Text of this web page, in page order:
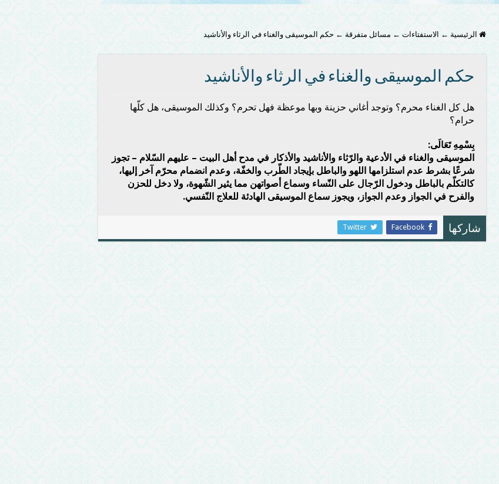
الرئيسية ← الاستفتاءات ← مسائل متفرقة ← حكم الموسيقى والغناء في الرثاء والأناشيد
حكم الموسيقى والغناء في الرثاء والأناشيد
هل كل الغناء محرم؟ وتوجد أغاني حزينة وبها موعظة فهل تحرم؟ وكذلك الموسيقى، هل كلّها
حرام؟
بِسْمِهِ تَعَالَى:
الموسيقى والغناء في الأدعية والرّثاء والأناشيد والأذكار في مدح أهل البيت – عليهم السّلام – تجوز
شرعًا بشرط عدم استلزامها اللهو والباطل بإيجاد الطّرب والخفّة، وعدم انضمام محرّم آخر إليها،
كالتكلّم بالباطل ودخول الرّجال على النّساء وسماع أصواتهن مما يثير الشّهوة، ولا دخل للحزن
والفرح في الجواز وعدم الجواز، ويجوز سماع الموسيقى الهادئة للعلاج النّفسي.
شاركها Facebook
Twitter